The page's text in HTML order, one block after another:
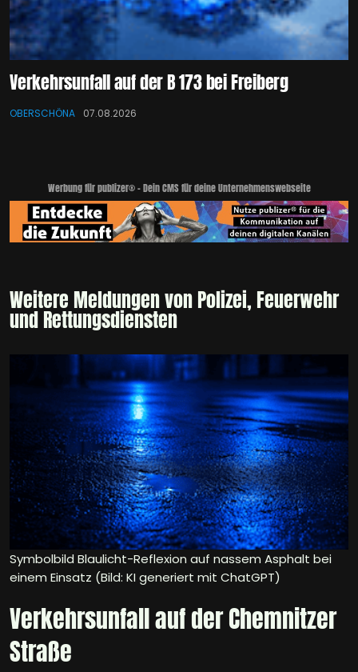
Verkehrsunfall auf der B 173 bei Freiberg
OBERSCHÖNA 07.08.2026
Werbung für publizer® - Dein CMS für deine Unternehmenswebseite
Weitere Meldungen von Polizei, Feuerwehr
und Rettungsdiensten
Symbolbild Blaulicht-Reflexion auf nassem Asphalt bei
einem Einsatz (Bild: KI generiert mit ChatGPT)
Verkehrsunfall auf der Chemnitzer
Straße